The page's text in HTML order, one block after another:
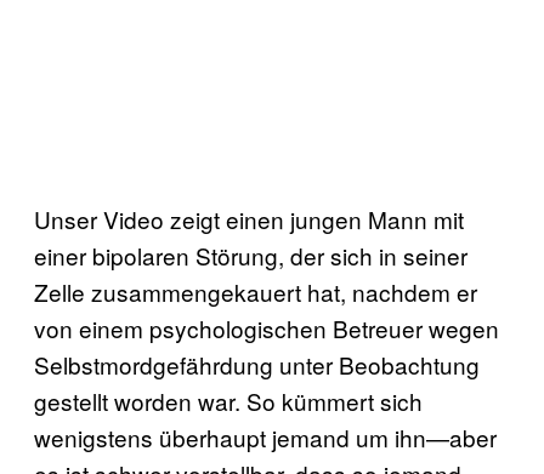
Unser Video zeigt einen jungen Mann mit
einer bipolaren Störung, der sich in seiner
Zelle zusammengekauert hat, nachdem er
von einem psychologischen Betreuer wegen
Selbstmordgefährdung unter Beobachtung
gestellt worden war. So kümmert sich
wenigstens überhaupt jemand um ihn—aber